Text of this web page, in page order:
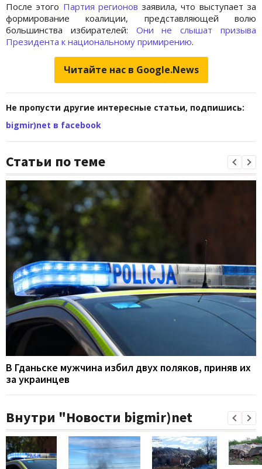
После этого Партия регионов заявила, что выступает за
формирование коалиции, представляющей волю
большинства избирателей: Они не слышат призыва
Президента к национальному примирению.
Читайте нас в Google.News
Не пропусти другие интересные статьи, подпишись:
bigmir)net в facebook
Статьи по теме
В Гданьске мужчина избил двух поляков, приняв их
за украинцев
Внутри "Новости bigmir)net